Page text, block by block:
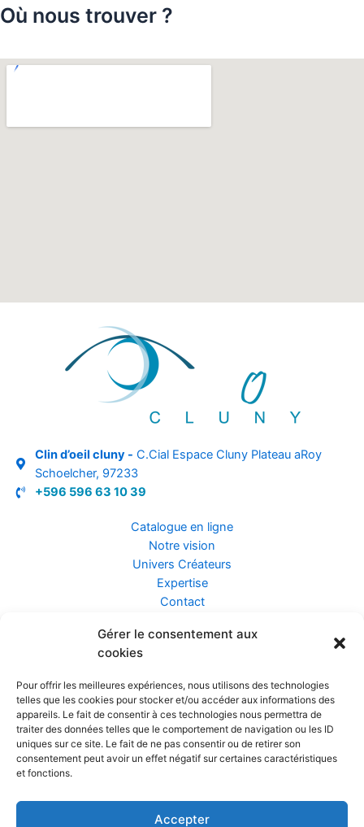
Gérer le consentement aux
cookies
Pour offrir les meilleures expériences, nous utilisons des technologies
telles que les cookies pour stocker et/ou accéder aux informations des
appareils. Le fait de consentir à ces technologies nous permettra de
traiter des données telles que le comportement de navigation ou les ID
uniques sur ce site. Le fait de ne pas consentir ou de retirer son
consentement peut avoir un effet négatif sur certaines caractéristiques
et fonctions.
Accepter
Où nous trouver ?
Clin d’oeil cluny - C.Cial Espace Cluny Plateau aRoy
Schoelcher, 97233
+596 596 63 10 39
Catalogue en ligne
Notre vision
Univers Créateurs
Expertise
Contact
Assurance ZEN
Confidentialité et Données
Conditions Générales de Vente